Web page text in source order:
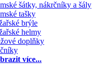
šátky, nákrčníky a šály
tašky
brýle
helmy
doplňky
více...